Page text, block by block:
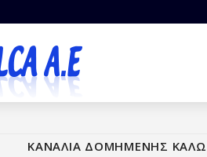
ΚΑΝΑΛΙΑ ΔΟΜΗΜΕΝΗΣ